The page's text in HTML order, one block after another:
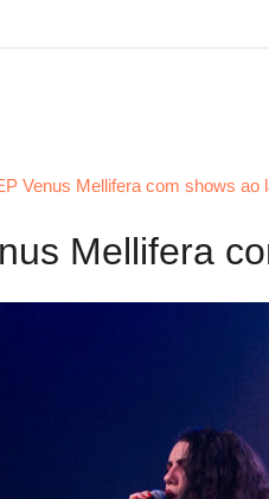
Venus Mellifera com shows ao
Mellifera